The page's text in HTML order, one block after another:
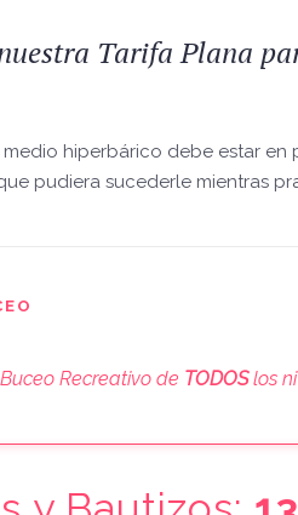
Tarifa Plana
hiperbárico debe estar en
pudiera sucederle mientras
Recreativo de TODOSlos